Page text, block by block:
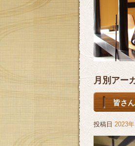
月別アー
皆さ
投稿日 2023